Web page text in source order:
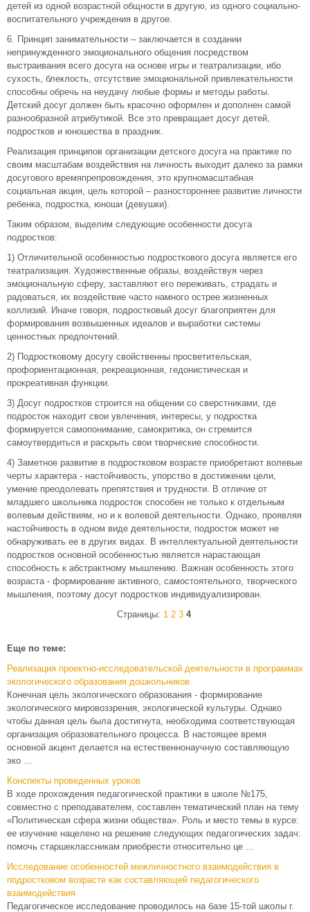
детей из одной возрастной общности в другую, из одного социально-
воспитательного учреждения в другое.
6. Принцип занимательности – заключается в создании
непринужденного эмоционального общения посредством
выстраивания всего досуга на основе игры и театрализации, ибо
сухость, блеклость, отсутствие эмоциональной привлекательности
способны обречь на неудачу любые формы и методы работы.
Детский досуг должен быть красочно оформлен и дополнен самой
разнообразной атрибутикой. Все это превращает досуг детей,
подростков и юношества в праздник.
Реализация принципов организации детского досуга на практике по
своим масштабам воздействия на личность выходит далеко за рамки
досугового времяпрепровождения, это крупномасштабная
социальная акция, цель которой – разностороннее развитие личности
ребенка, подростка, юноши (девушки).
Таким образом, выделим следующие особенности досуга
подростков:
1) Отличительной особенностью подросткового досуга является его
театрализация. Художественные образы, воздействуя через
эмоциональную сферу, заставляют его переживать, страдать и
радоваться, их воздействие часто намного острее жизненных
коллизий. Иначе говоря, подростковый досуг благоприятен для
формирования возвышенных идеалов и выработки системы
ценностных предпочтений.
2) Подростковому досугу свойственны просветительская,
профориентационная, рекреационная, гедонистическая и
прокреативная функции.
3) Досуг подростков строится на общении со сверстниками, где
подросток находит свои увлечения, интересы, у подростка
формируется самопонимание, самокритика, он стремится
самоутвердиться и раскрыть свои творческие способности.
4) Заметное развитие в подростковом возрасте приобретают волевые
черты характера - настойчивость, упорство в достижении цели,
умение преодолевать препятствия и трудности. В отличие от
младшего школьника подросток способен не только к отдельным
волевым действиям, но и к волевой деятельности. Однако, проявляя
настойчивость в одном виде деятельности, подросток может не
обнаруживать ее в других видах. В интеллектуальной деятельности
подростков основной особенностью является нарастающая
способность к абстрактному мышлению. Важная особенность этого
возраста - формирование активного, самостоятельного, творческого
мышления, поэтому досуг подростков индивидуализирован.
Страницы: 1 2 3 4
Еще по теме:
Реализация проектно-исследовательской деятельности в программах
экологического образования дошкольников
Конечная цель экологического образования - формирование
экологического мировоззрения, экологической культуры. Однако
чтобы данная цель была достигнута, необходима соответствующая
организация образовательного процесса. В настоящее время
основной акцент делается на естественнонаучную составляющую
эко ...
Конспекты проведенных уроков
В ходе прохождения педагогической практики в школе №175,
совместно с преподавателем, составлен тематический план на тему
«Политическая сфера жизни общества». Роль и место темы в курсе:
ее изучение нацелено на решение следующих педагогических задач:
помочь старшеклассникам приобрести относительно це ...
Исследование особенностей межличностного взаимодействия в
подростковом возрасте как составляющей педагогического
взаимодействия
Педагогическое исследование проводилось на базе 15-той школы г.